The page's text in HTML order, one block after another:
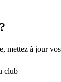
mettez à jour
club